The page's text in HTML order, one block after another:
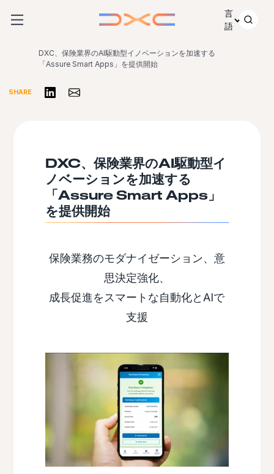
言
語
DXC、保険業界のAI駆動型イノベーションを加速する
「Assure Smart Apps」を提供開始
SHARE リンクトインで共有する
Share via Email
DXC、保険業界のAI駆動型イ
ノベーションを加速する
「Assure Smart Apps」
を提供開始
保険業務のモダナイゼーション、意
思決定強化、
成長促進をスマートな自動化とAIで
支援